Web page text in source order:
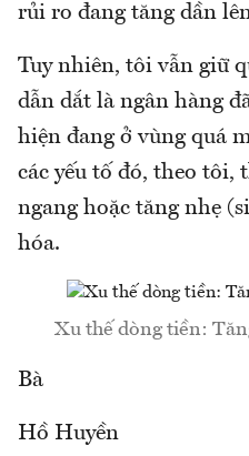
rủi ro đang tăng dần
Tuy nhiên, tôi vẫn giữ
dẫn dắt là ngân hàng
hiện đang ở vùng quá
các yếu tố đó, theo tôi,
ngang hoặc tăng nhẹ
hóa.
Xu thế dòng tiền:
Bà
Hồ Huyền